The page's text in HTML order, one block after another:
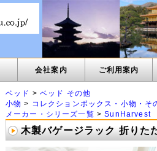
会社案内 ご利用案内
ベッド > ベッド その他
小物 >
コレクションボックス・小物・そ
メーカー・シリーズ一覧 >SunHarvest
木製バゲージラック 折りた